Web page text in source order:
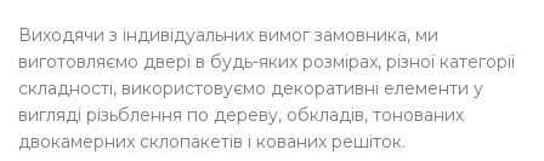
Виходячи з індивідуальних вимог замовника, ми
виготовляємо двері в будь-яких розмірах, різної категорії
складності, використовуємо декоративні елементи у
вигляді різьблення по дереву, обкладів, тонованих
двокамерних склопакетів і кованих решіток.